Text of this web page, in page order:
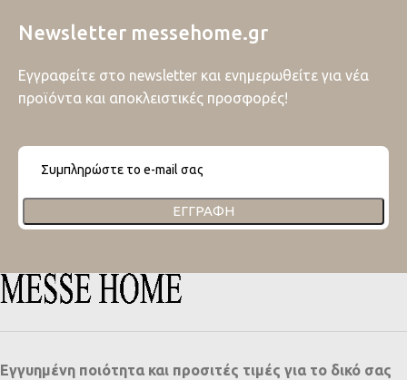
Newsletter messehome.gr
Εγγραφείτε στο newsletter και ενημερωθείτε για νέα
προϊόντα και αποκλειστικές προσφορές!
ΕΓΓΡΑΦΉ
Εγγυημένη ποιότητα και προσιτές τιμές για το δικό σας